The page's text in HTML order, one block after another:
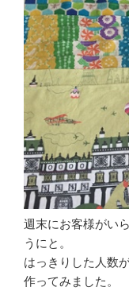
週末にお客様がい
うにと。
はっきりした人数
作ってみました。